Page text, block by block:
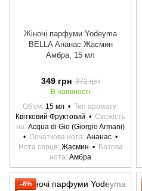
Жіночі парфуми Yodeyma
BELLA Ананас Жасмин
Амбра, 15 мл
349 грн 372 грн
В наявності
Об'єм 15 мл
Тип аромату
Квітковий Фруктовий
Схожість
на Acqua di Gio (Giorgio Armani)
Початкова нота Ананас
Нота серця Жасмин
Базова
нота Амбра
−6%